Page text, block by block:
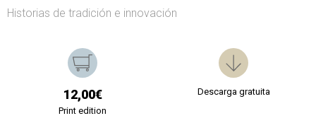
Historias de tradición e innovación
12,00€
Print edition
Descarga gratuita